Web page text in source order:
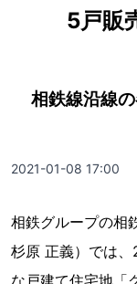
5戸販
相鉄線沿線
2021-01-08 17:00
相鉄グループの相
杉原 正義）では
な戸建て住宅地「